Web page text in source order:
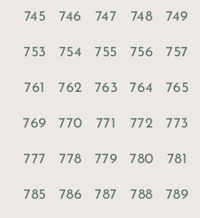
745 746 747 748 749
753 754 755 756 757
761 762 763 764 765
769 770 771 772 773
777 778 779 780 781
785 786 787 788 789